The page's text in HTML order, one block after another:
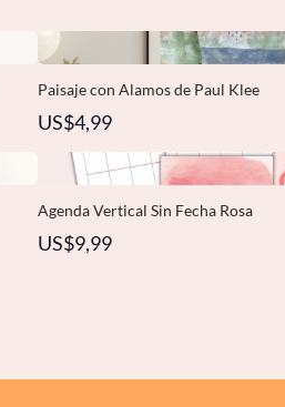
Paisaje con Alamos de Paul Klee
US$4,99
Agenda Vertical Sin Fecha Rosa
US$9,99